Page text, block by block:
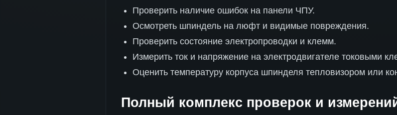
Проверить наличие ошибок на панели ЧПУ.
Осмотреть шпиндель на люфт и видимые повреждения.
Проверить состояние электропроводки и клемм.
Измерить ток и напряжение на электродвигателе токовыми
Оценить температуру корпуса шпинделя тепловизором или
Полный комплекс проверок и